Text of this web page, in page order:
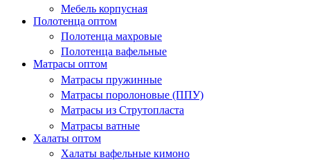
Мебель корпусная
Полотенца оптом
Полотенца махровые
Полотенца вафельные
Матрасы оптом
Матрасы пружинные
Матрасы поролоновые (ППУ)
Матрасы из Струтопласта
Матрасы ватные
Халаты оптом
Халаты вафельные кимоно